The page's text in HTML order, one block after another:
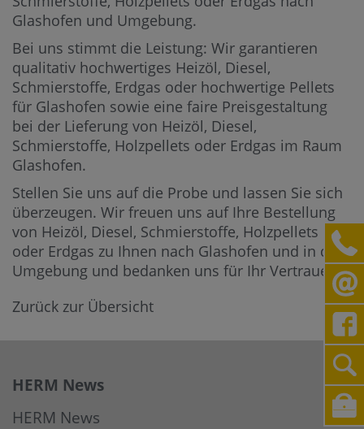
Glashofen und Umgebung.
Bei uns stimmt die Leistung: Wir garantieren
qualitativ hochwertiges Heizöl, Diesel,
Schmierstoffe, Erdgas oder hochwertige Pellets
für Glashofen sowie eine faire Preisgestaltung
bei der Lieferung von Heizöl, Diesel,
Schmierstoffe, Holzpellets oder Erdgas im Raum
Glashofen.
Stellen Sie uns auf die Probe und lassen Sie sich
überzeugen. Wir freuen uns auf Ihre Bestellung
von Heizöl, Diesel, Schmierstoffe, Holzpellets
oder Erdgas zu Ihnen nach Glashofen und in die
Umgebung und bedanken uns für Ihr Vertrauen.
Zurück zur Übersicht
HERM News
HERM News